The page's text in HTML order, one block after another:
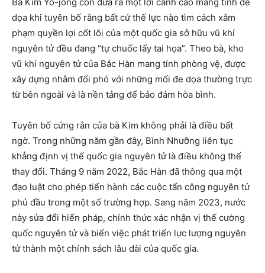
dọa khi tuyên bố rằng bất cứ thế lực nào tìm cách xâm
phạm quyền lợi cốt lõi của một quốc gia sở hữu vũ khí
nguyên tử đều đang “tự chuốc lấy tai họa”. Theo bà, kho
vũ khí nguyên tử của Bắc Hàn mang tính phòng vệ, được
xây dựng nhằm đối phó với những mối đe dọa thường trực
từ bên ngoài và là nền tảng để bảo đảm hòa bình.
Tuyên bố cứng rắn của bà Kim không phải là điều bất
ngờ. Trong những năm gần đây, Bình Nhưỡng liên tục
khẳng định vị thế quốc gia nguyên tử là điều không thể
thay đổi. Tháng 9 năm 2022, Bắc Hàn đã thông qua một
đạo luật cho phép tiến hành các cuộc tấn công nguyên tử
phủ đầu trong một số trường hợp. Sang năm 2023, nước
này sửa đổi hiến pháp, chính thức xác nhận vị thế cường
quốc nguyên tử và biến việc phát triển lực lượng nguyên
tử thành một chính sách lâu dài của quốc gia.